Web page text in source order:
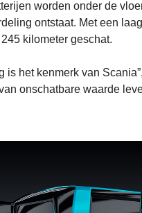
worden onder de
ontstaat. Met een
kilometer geschat.
is het kenmerk van
onschatbare waarde